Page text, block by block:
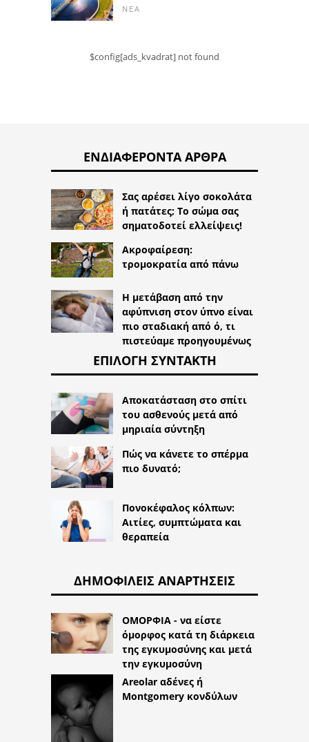
ΝΈΑ
$config[ads_kvadrat] not found
ΕΝΔΙΑΦΈΡΟΝΤΑ ΆΡΘΡΑ
Σας αρέσει λίγο σοκολάτα
ή πατάτες; Το σώμα σας
σηματοδοτεί ελλείψεις!
Ακροφαίρεση:
τρομοκρατία από πάνω
Η μετάβαση από την
αφύπνιση στον ύπνο είναι
πιο σταδιακή από ό, τι
πιστεύαμε προηγουμένως
ΕΠΙΛΟΓΉ ΣΥΝΤΆΚΤΗ
Αποκατάσταση στο σπίτι
του ασθενούς μετά από
μηριαία σύντηξη
Πώς να κάνετε το σπέρμα
πιο δυνατό;
Πονοκέφαλος κόλπων:
Αιτίες, συμπτώματα και
θεραπεία
ΔΗΜΟΦΙΛΕΊΣ ΑΝΑΡΤΉΣΕΙΣ
ΟΜΟΡΦΙΑ - να είστε
όμορφος κατά τη διάρκεια
της εγκυμοσύνης και μετά
την εγκυμοσύνη
Areolar αδένες ή
Montgomery κονδύλων